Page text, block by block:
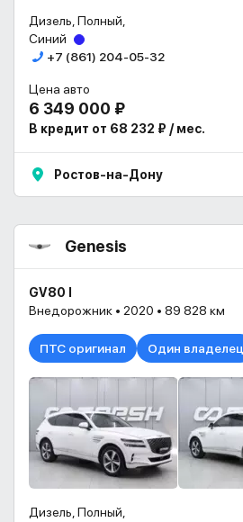
Дизель, Полный,
Синий
+7 (861) 204-05-32
Цена авто
6 349 000 ₽
В кредит от 68 232 ₽ / мес.
Ростов-на-Дону
Genesis
GV80 I
Внедорожник • 2020 • 89 828 км
ПТС оригинал Один владелец
Дизель, Полный,